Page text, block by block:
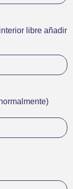
libre añadir